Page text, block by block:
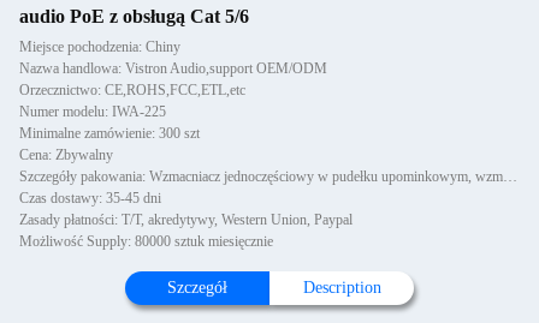
audio PoE z obsługą Cat 5/6
Miejsce pochodzenia: Chiny
Nazwa handlowa: Vistron Audio,support OEM/ODM
Orzecznictwo: CE,ROHS,FCC,ETL,etc
Numer modelu: IWA-225
Minimalne zamówienie: 300 szt
Cena: Zbywalny
Szczegóły pakowania: Wzmacniacz jednoczęściowy w pudełku upominkowym, wzmacniacz 6 sztuk w kartonie
Czas dostawy: 35-45 dni
Zasady płatności: T/T, akredytywy, Western Union, Paypal
Możliwość Supply: 80000 sztuk miesięcznie
Szczegół Description